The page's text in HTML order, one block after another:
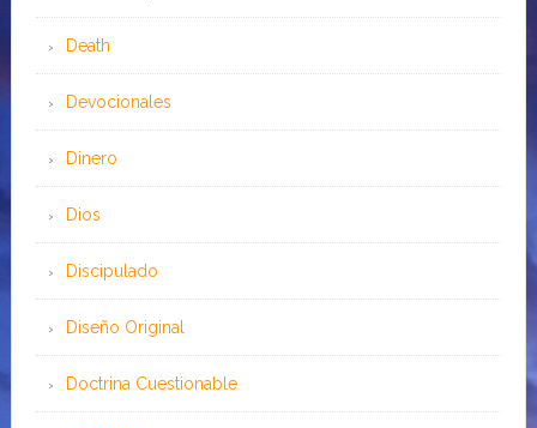
Death
Devocionales
Dinero
Dios
Discipulado
Diseño Original
Doctrina Cuestionable